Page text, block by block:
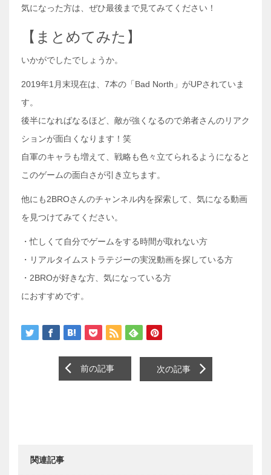
気になった方は、ぜひ最後まで見てみてください！
【まとめてみた】
いかがでしたでしょうか。
2019年1月末現在は、7本の「Bad North」がUPされていま
す。
後半になればなるほど、敵が強くなるので弟者さんのリアク
ションが面白くなります！笑
自軍のキャラも増えて、戦略も色々立てられるようになると
このゲームの面白さが引き立ちます。
他にも2BROさんのチャンネル内を探索して、気になる動画
を見つけてみてください。
・忙しくて自分でゲームをする時間が取れない方
・リアルタイムストラテジーの実況動画を探している方
・2BROが好きな方、気になっている方
におすすめです。
前の記事 次の記事
関連記事